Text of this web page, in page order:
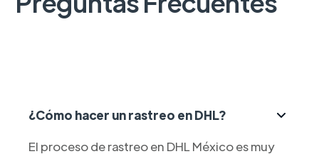
¿Cómo hacer un rastreo en DHL?
El proceso de rastreo en DHL México es muy